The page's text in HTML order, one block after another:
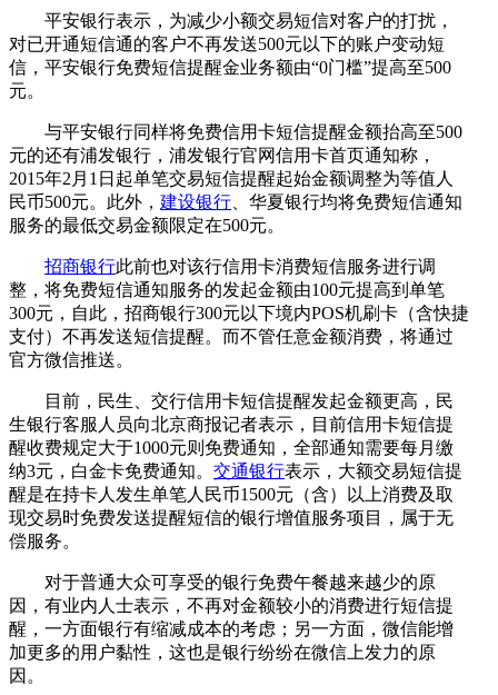
平安银行表示，为减少小额交易短信对客户的打扰，
对已开通短信通的客户不再发送500元以下的账户变动短
信，平安银行免费短信提醒金业务额由“0门槛”提高至500
元。
与平安银行同样将免费信用卡短信提醒金额抬高至500
元的还有浦发银行，浦发银行官网信用卡首页通知称，
2015年2月1日起单笔交易短信提醒起始金额调整为等值人
民币500元。此外， 建设银行 、华夏银行均将免费短信通知
服务的最低交易金额限定在500元。
招商银行此前也对该行信用卡消费短信服务进行调
整，将免费短信通知服务的发起金额由100元提高到单笔
300元，自此，招商银行300元以下境内POS机刷卡（含快捷
支付）不再发送短信提醒。而不管任意金额消费，将通过
官方微信推送。
目前，民生、交行信用卡短信提醒发起金额更高，民
生银行客服人员向北京商报记者表示，目前信用卡短信提
醒收费规定大于1000元则免费通知，全部通知需要每月缴
纳3元，白金卡免费通知。 交通银行表示，大额交易短信提
醒是在持卡人发生单笔人民币1500元（含）以上消费及取
现交易时免费发送提醒短信的银行增值服务项目，属于无
偿服务。
对于普通大众可享受的银行免费午餐越来越少的原
因，有业内人士表示，不再对金额较小的消费进行短信提
醒，一方面银行有缩减成本的考虑；另一方面，微信能增
加更多的用户黏性，这也是银行纷纷在微信上发力的原
因。